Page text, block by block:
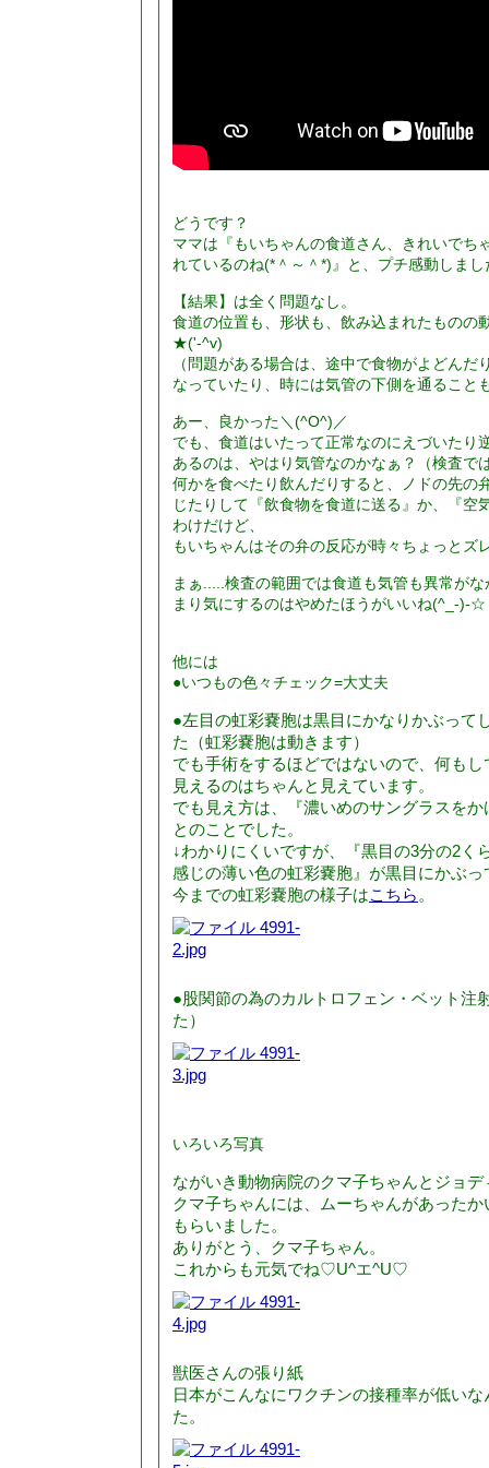
どうです？
ママは『もいちゃんの食道さん、きれいでち
れているのね(*＾～＾*)』と、プチ感動しま
【結果】は全く問題なし。
食道の位置も、形状も、飲み込まれたものの
★('-^v)
（問題がある場合は、途中で食物がよどんだ
なっていたり、時には気管の下側を通ること
あー、良かった＼(^O^)／
でも、食道はいたって正常なのにえづいたり
あるのは、やはり気管なのかなぁ？（検査で
何かを食べたり飲んだりすると、ノドの先の
じたりして『飲食物を食道に送る』か、『空
わけだけど、
もいちゃんはその弁の反応が時々ちょっとズ
まぁ.....検査の範囲では食道も気管も異常が
まり気にするのはやめたほうがいいね(^_-)-☆
他には
●いつもの色々チェック=大丈夫
●左目の虹彩嚢胞は黒目にかなりかぶって
た（虹彩嚢胞は動きます）
でも手術をするほどではないので、何も
見えるのはちゃんと見えています。
でも見え方は、『濃いめのサングラスを
とのことでした。
↓わかりにくいですが、『黒目の3分の2く
感じの薄い色の虹彩嚢胞』が黒目にかぶ
今までの虹彩嚢胞の様子はこちら 。
●股関節の為のカルトロフェン・ベット注
た）
いろいろ写真
ながいき動物病院のクマ子ちゃんとジョデ
クマ子ちゃんには、ムーちゃんがあった
もらいました。
ありがとう、クマ子ちゃん。
これからも元気でね♡U^エ^U♡
獣医さんの張り紙
日本がこんなにワクチンの接種率が低い
た。